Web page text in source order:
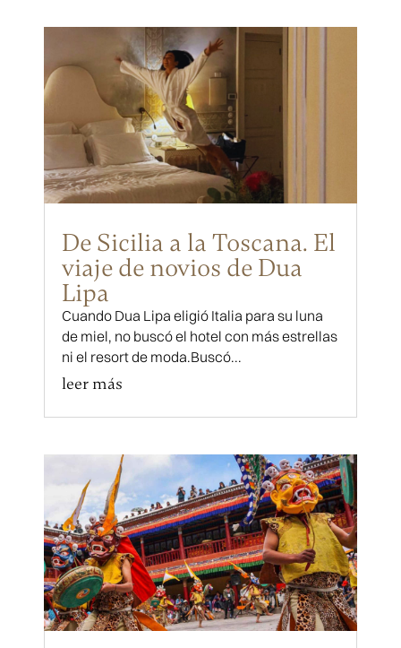
De Sicilia a la Toscana. El
viaje de novios de Dua
Lipa
Cuando Dua Lipa eligió Italia para su luna
de miel, no buscó el hotel con más estrellas
ni el resort de moda.Buscó...
leer más